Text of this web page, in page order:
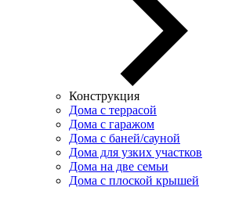
Конструкция
Дома с террасой
Дома с гаражом
Дома с баней/сауной
Дома для узких участков
Дома на две семьи
Дома с плоской крышей